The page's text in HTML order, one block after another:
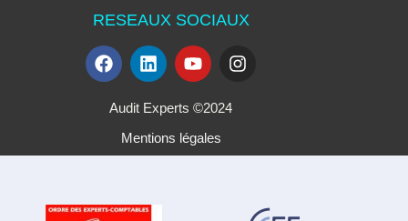
RESEAUX SOCIAUX
Audit Experts ©2024
Mentions légales